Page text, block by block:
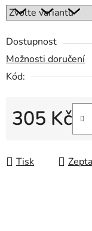
Dostupnost
Možnosti doručení
Kód:
305 Kč
Tisk